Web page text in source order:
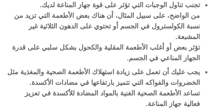
تجنب تناول الوجبات التي تؤثر على قوة جهاز المناعة لديك.
من الواضح، على سبيل المثال، أن هناك بعض الأطعمة التي تزيد من
نسبة الكولسترول في الجسم أو تحتوي على الدهون الثلاثية غير
المشبعة.
تؤثر بعض أو أغلب الأطعمة المقلية والكحول بشكل سلبي على قدرة
الجهاز المناعي في الجسم.
يجب عليك أن تعمل على زيادة استهلاك الأطعمة الصحية والمغذية مثل
الخضروات والفواكه التي تتميز بارتفاعها في مضادات الأكسدة.
تساعد الأطعمة الصحية الغنية بالمواد المضادة للأكسدة في تعزيز
فعالية جهاز المناعة.